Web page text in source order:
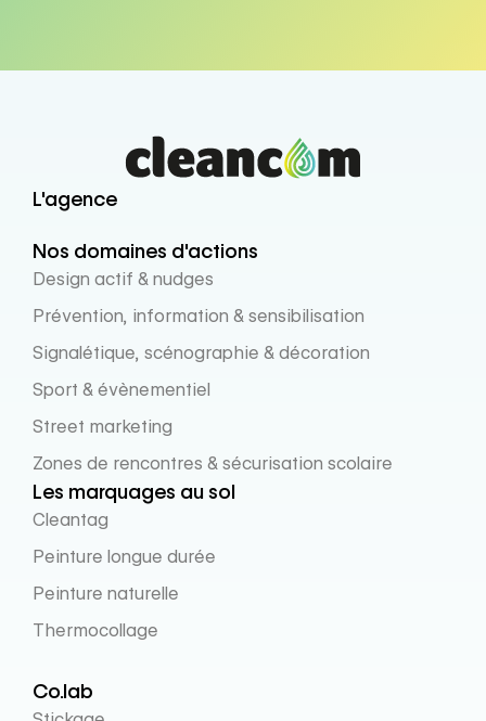
L'agence
Nos domaines d'actions
Design actif & nudges
Prévention, information & sensibilisation
Signalétique, scénographie & décoration
Sport & évènementiel
Street marketing
Zones de rencontres & sécurisation scolaire
Les marquages au sol
Cleantag
Peinture longue durée
Peinture naturelle
Thermocollage
Co.lab